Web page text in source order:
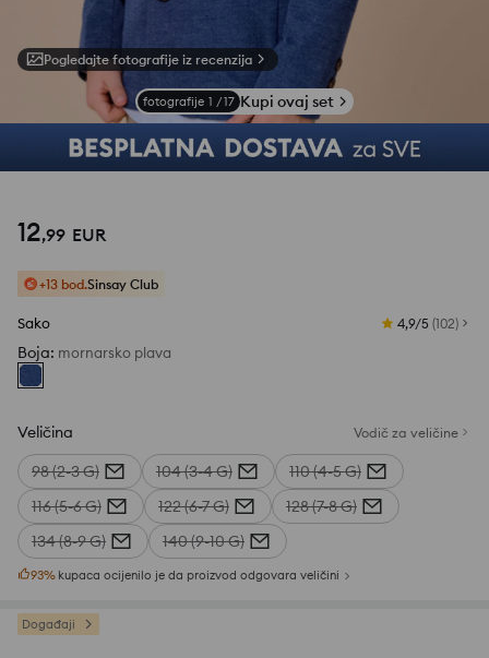
Pogledajte fotografije iz recenzija
fotografije 1 /17 Kupi ovaj set
12,99 EUR
+13 bod.Sinsay Club
Sako 4,9/5 (102)
Boja: mornarsko plava
Veličina Vodič za veličine
98 (2-3 G) 104 (3-4 G)
110 (4-5 G)
116 (5-6 G)
122 (6-7 G)
128 (7-8 G)
134 (8-9 G)
140 (9-10 G)
93% kupaca ocijenilo je da proizvod odgovara veličini
Događaji